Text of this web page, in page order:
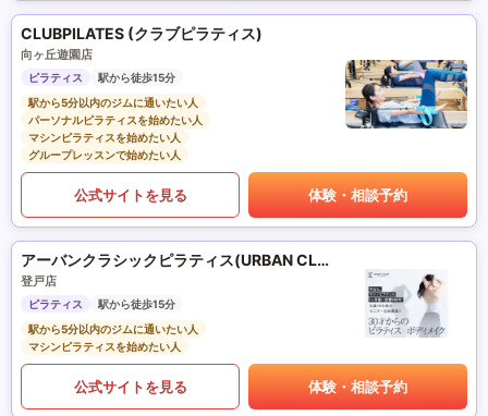
CLUBPILATES (クラブピラティス)
向ヶ丘遊園店
ピラティス
駅から徒歩15分
駅から5分以内のジムに通いたい人
パーソナルピラティスを始めたい人
マシンピラティスを始めたい人
グループレッスンで始めたい人
公式サイトを見る 体験・相談予約
アーバンクラシックピラティス(URBAN CLASSIC PILATES)
登戸店
ピラティス
駅から徒歩15分
駅から5分以内のジムに通いたい人
マシンピラティスを始めたい人
公式サイトを見る 体験・相談予約